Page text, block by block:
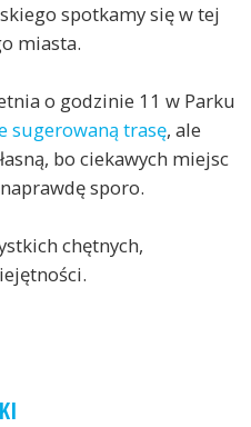
spotkamy się w tej
miasta.
o godzinie 11 w Parku
sugerowaną trasę, ale
bo ciekawych miejsc
sporo.
chętnych,